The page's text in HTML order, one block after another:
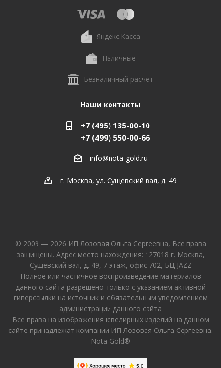
Яндекс.Касса
Наличные
Безналичный расчет
Наши контакты
+7 (495) 135-00-10
+7 (499) 550-00-66
info@nota-gold.ru
г. Москва, ул. Сущевский вал, д. 49
© 2009 — 2026 ИП Лозовая Ольга Сергеевна, Все права
защищены. Адрес место нахождения: 127018 г. Москва,
Сущевский вал, д. 49, 7 этаж, офис 702, БЦ JAZZ
Полное или частичное воспроизведение материалов
данного сайта разрешено только с указанием активной
гиперссылки на источник и обязательным уведомлением
администрации данного сайта
Все права на изображения ювелирных изделий на данном
сайте принадлежат компании ИП Лозовая Ольга Сергеевна.
Nota-Gold®